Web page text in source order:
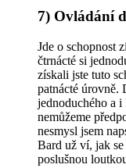
7) Ovládání
Jde o schopnost
čtrnácté si
získali jste tuto
patnácté úrovně.
jednoduchého a
nemůžeme
nesmysl jsem
Bard už ví, jak se
poslušnou